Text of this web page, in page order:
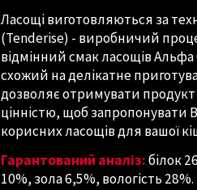
Ласощі виготовляються за
(Tenderise) - виробничий
відмінний смак ласощів
схожий на делікатне
дозволяє отримувати
цінністю, щоб запропонувати
корисних ласощів для вашої
Гарантований аналіз:білок
10%, зола 6,5%, вологість 28%.